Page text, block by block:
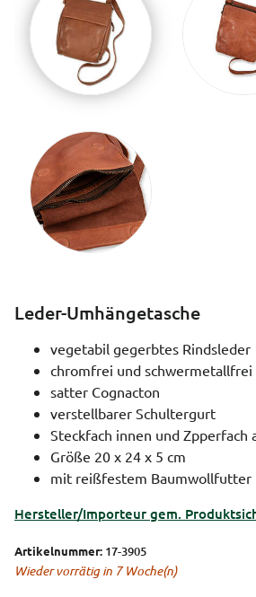
Leder-Umhängetasche
vegetabil gegerbtes Rindsleder
chromfrei und schwermetallfrei
satter Cognacton
verstellbarer Schultergurt
Steckfach innen und Zpperfach
Größe 20 x 24 x 5 cm
mit reißfestem Baumwollfutter
Hersteller/Importeur gem.
Artikelnummer: 17-3905
Wieder vorrätig in 7 Woche(n)